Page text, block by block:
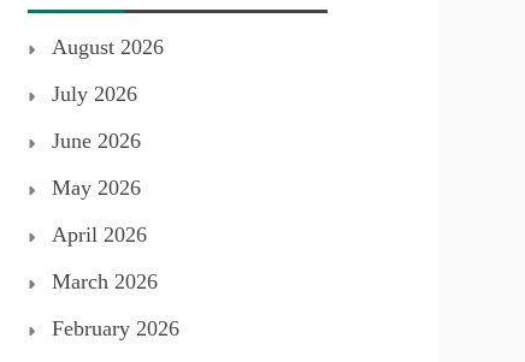
August 2026
July 2026
June 2026
May 2026
April 2026
March 2026
February 2026